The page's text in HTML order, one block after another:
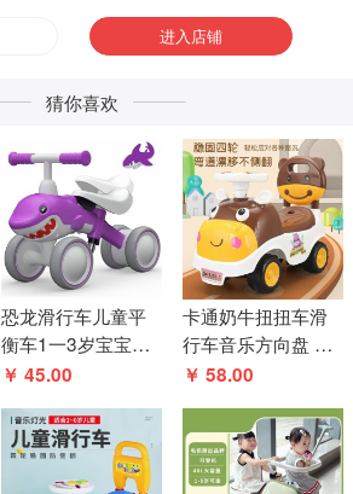
进入店铺
猜你喜欢
恐龙滑行车儿童平
衡车1一3岁宝宝滑
行车四轮无脚踏滑
￥ 45.00
卡通奶牛扭扭车滑
行车音乐方向盘 婴
幼儿奶牛助步车学
￥ 58.00